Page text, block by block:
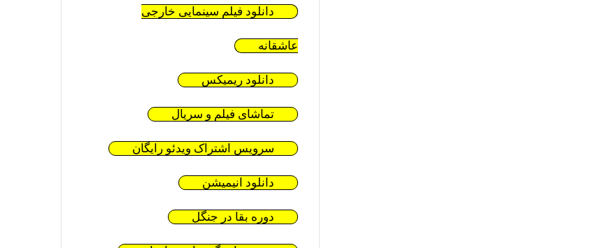
دانلود فیلم سینمایی خارجی
عاشقانه
دانلود ریمیکس
تماشای فیلم و سریال
سرویس اشتراک ویدئو رایگان
دانلود انیمیشن
دوره بقا در جنگل